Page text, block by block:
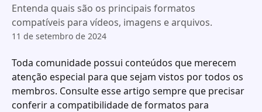
Entenda quais são os principais formatos
compatíveis para vídeos, imagens e arquivos.
11 de setembro de 2024
Toda comunidade possui conteúdos que merecem
atenção especial para que sejam vistos por todos os
membros. Consulte esse artigo sempre que precisar
conferir a compatibilidade de formatos para